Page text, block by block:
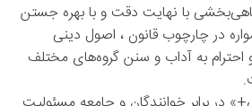
با نهایت دقت و با بهره جستن
در چارچوب قانون ، اصول دینی
احترام به آداب و سنن گروه‌های مختلف